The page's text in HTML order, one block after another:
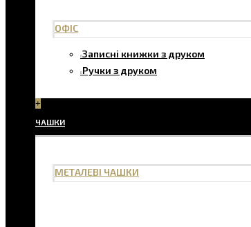
ОФІС
Записні книжки з друком
Ручки з друком
+
ЧАШКИ
МЕТАЛЕВІ ЧАШКИ